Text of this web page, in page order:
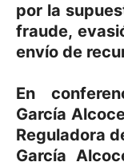
por la
fraude,
envío de
En
García
Reguladora
García